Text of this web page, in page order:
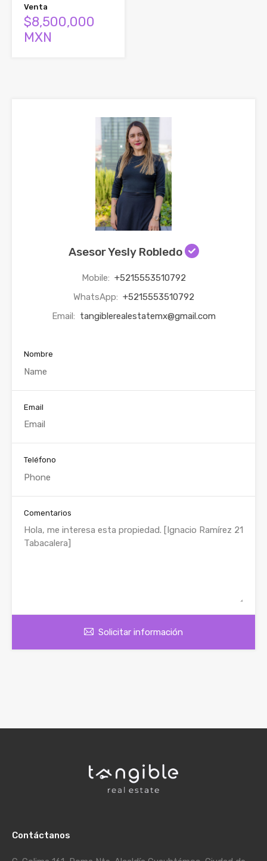
Venta
$8,500,000
MXN
Asesor Yesly Robledo
Mobile: +5215553510792
WhatsApp: +5215553510792
Email: tangiblerealestatemx@gmail.com
Nombre
Email
Teléfono
Comentarios
Solicitar información
Contáctanos